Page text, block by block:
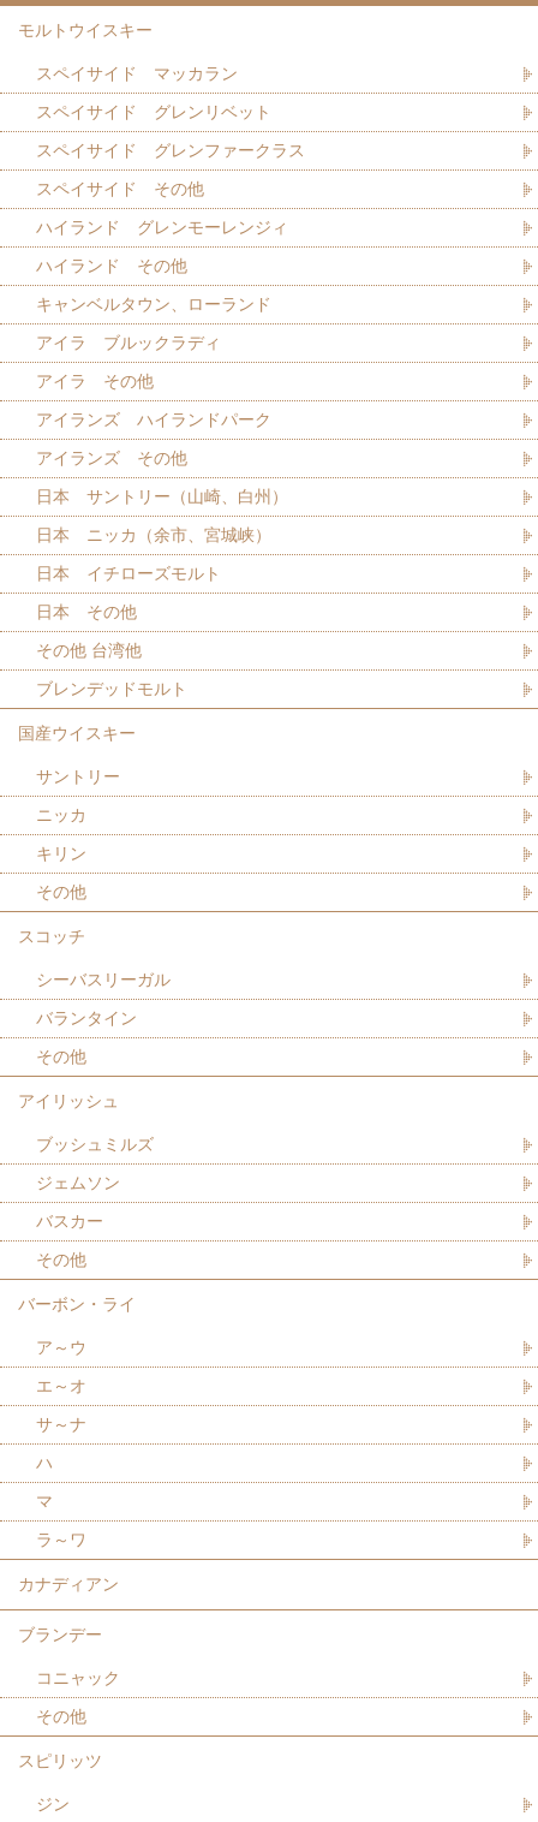
モルトウイスキー
スペイサイド マッカラン
スペイサイド グレンリベット
スペイサイド グレンファークラス
スペイサイド その他
ハイランド グレンモーレンジィ
ハイランド その他
キャンベルタウン、ローランド
アイラ ブルックラディ
アイラ その他
アイランズ ハイランドパーク
アイランズ その他
日本 サントリー（山崎、白州）
日本 ニッカ（余市、宮城峡）
日本 イチローズモルト
日本 その他
その他 台湾他
ブレンデッドモルト
国産ウイスキー
サントリー
ニッカ
キリン
その他
スコッチ
シーバスリーガル
バランタイン
その他
アイリッシュ
ブッシュミルズ
ジェムソン
バスカー
その他
バーボン・ライ
ア～ウ
エ～オ
サ～ナ
ハ
マ
ラ～ワ
カナディアン
ブランデー
コニャック
その他
スピリッツ
ジン